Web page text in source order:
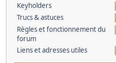
Keyholders
Trucs & astuces
Règles et fonctionnement du
forum
Liens et adresses utiles